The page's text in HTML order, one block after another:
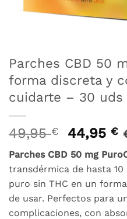
Parches CBD 50
forma discreta y
cuidarte – 30 uds
49,95€
El
precio
original
era:
49,95 €.
44,95 €
Parches CBD 50 mg
transdérmica de hasta
puro sin THC en un
de usar. Perfectos para
complicaciones, con